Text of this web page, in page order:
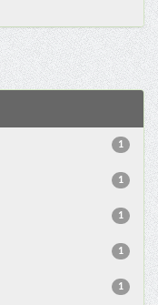
1
1
1
1
1